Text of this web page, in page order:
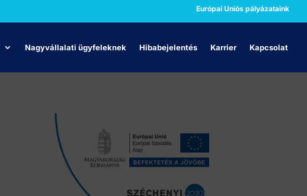
Európai Uniós pályázataink
Nagyvállalati ügyfeleknek Hibabejelentés Karrier Kapcsolat